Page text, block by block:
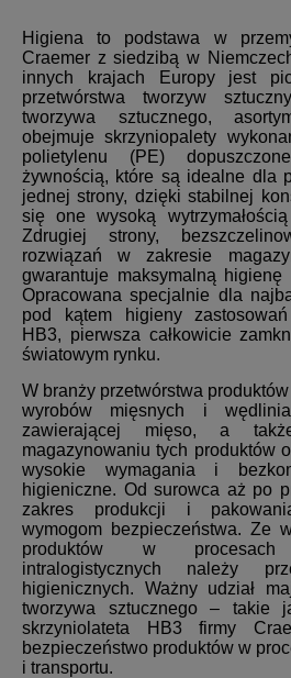
Higiena to podstawa w
Craemer z siedzibą w
innych krajach Europy jest
przetwórstwa tworzyw
tworzywa sztucznego,
obejmuje skrzyniopalety
polietylenu (PE)
żywnością, które są idealne dla
jednej strony, dzięki stabilnej
się one wysoką
Zdrugiej strony,
rozwiązań w zakresie
gwarantuje maksymalną
Opracowana specjalnie dla
pod kątem higieny
HB3, pierwsza całkowicie
światowym rynku.
W branży przetwórstwa
wyrobów mięsnych i
zawierającej mięso, a
magazynowaniu tych produktów
wysokie wymagania i
higieniczne. Od surowca aż po
zakres produkcji i
wymogom bezpieczeństwa. Ze
produktów w
intralogistycznych należy
higienicznych. Ważny udział
tworzywa sztucznego – takie
skrzyniolateta HB3 firmy
bezpieczeństwo produktów w
i transportu.